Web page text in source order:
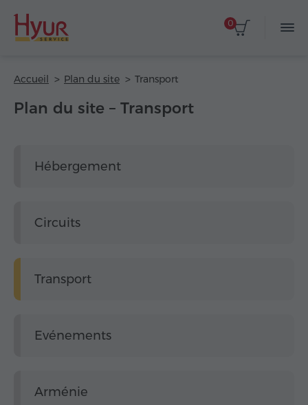
0
Accueil Plan du site Transport
Plan du site – Transport
Hébergement
Circuits
Transport
Evénements
Arménie